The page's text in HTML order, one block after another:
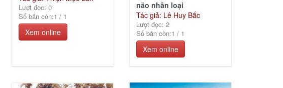
Lượt đọc: 0
Số bản còn:1 /1
Xem online
não nhân loại
Tác giả: Lê Huy Bắc
Lượt đọc: 2
Số bản còn:1 /1
Xem online